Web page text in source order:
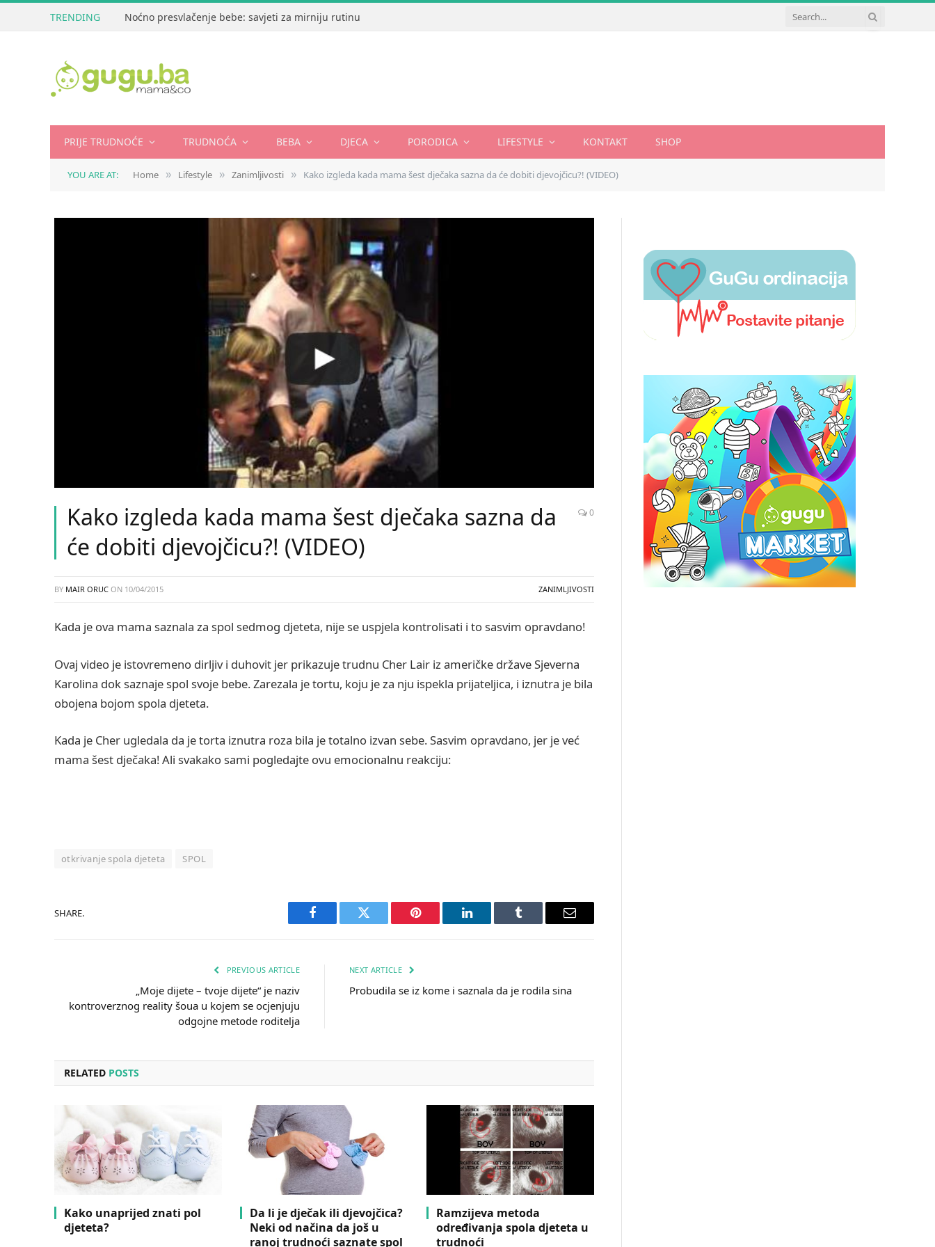
TRENDING Noćno presvlačenje bebe: savjeti za mirniju rutinu
PRIJE TRUDNOĆE TRUDNOĆA BEBA DJECA PORODICA LIFESTYLE KONTAKT SHOP
YOU ARE AT: Home » Lifestyle » Zanimljivosti » Kako izgleda kada mama šest dječaka sazna da će dobiti djevojčicu?! (VIDEO)
Kako izgleda kada mama šest dječaka sazna da
će dobiti djevojčicu?! (VIDEO)
0
BY MAIR ORUC ON 10/04/2015 ZANIMLJIVOSTI
Kada je ova mama saznala za spol sedmog djeteta, nije se uspjela kontrolisati i to sasvim opravdano!
Ovaj video je istovremeno dirljiv i duhovit jer prikazuje trudnu Cher Lair iz američke države Sjeverna
Karolina dok saznaje spol svoje bebe. Zarezala je tortu, koju je za nju ispekla prijateljica, i iznutra je bila
obojena bojom spola djeteta.
Kada je Cher ugledala da je torta iznutra roza bila je totalno izvan sebe. Sasvim opravdano, jer je već
mama šest dječaka! Ali svakako sami pogledajte ovu emocionalnu reakciju:
otkrivanje spola djeteta SPOL
SHARE.
Facebook Twitter Pinterest LinkedIn Tumblr Email
PREVIOUS ARTICLE
„Moje dijete – tvoje dijete“ je naziv
kontroverznog reality šoua u kojem se ocjenjuju
odgojne metode roditelja
NEXT ARTICLE
Probudila se iz kome i saznala da je rodila sina
RELATED POSTS
Kako unaprijed znati pol
djeteta?
Da li je dječak ili djevojčica?
Neki od načina da još u
ranoj trudnoći saznate spol
Ramzijeva metoda
određivanja spola djeteta u
trudnoći